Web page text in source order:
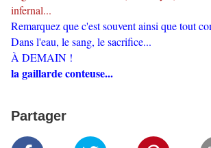
infernal...
Remarquez que c'est souvent ainsi que tout
Dans l'eau, le sang, le sacrifice...
À DEMAIN !
la gaillarde conteuse...
Partager